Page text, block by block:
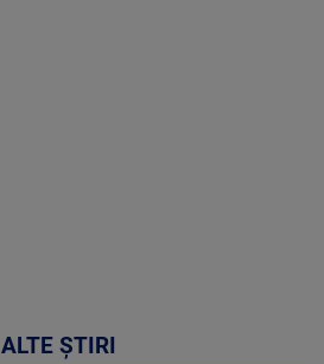
ALTE ȘTIRI